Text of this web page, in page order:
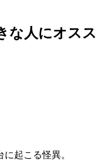
な人にオスス
起こる怪異。